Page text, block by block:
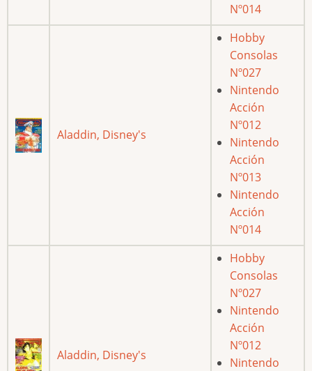
Nº014
Aladdin, Disney's
Hobby
Consolas
Nº027
Nintendo
Acción
Nº012
Nintendo
Acción
Nº013
Nintendo
Acción
Nº014
Aladdin, Disney's
Hobby
Consolas
Nº027
Nintendo
Acción
Nº012
Nintendo